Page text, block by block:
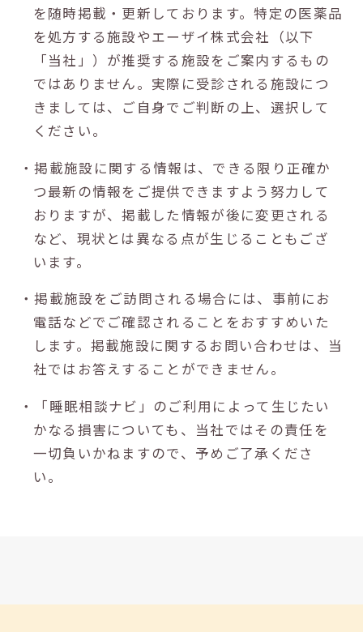
を随時掲載・更新しております。特定の医薬品
を処方する施設やエーザイ株式会社（以下
「当社」）が推奨する施設をご案内するもの
ではありません。実際に受診される施設につ
きましては、ご自身でご判断の上、選択して
ください。
・掲載施設に関する情報は、できる限り正確か
つ最新の情報をご提供できますよう努力して
おりますが、掲載した情報が後に変更される
など、現状とは異なる点が生じることもござ
います。
・掲載施設をご訪問される場合には、事前にお
電話などでご確認されることをおすすめいた
します。掲載施設に関するお問い合わせは、当
社ではお答えすることができません。
・「睡眠相談ナビ」のご利用によって生じたい
かなる損害についても、当社ではその責任を
一切負いかねますので、予めご了承くださ
い。